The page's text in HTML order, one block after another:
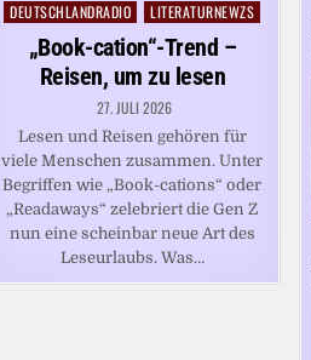
Posted
DEUTSCHLANDRADIO LITERATURNEWZS
„Book-cation“-Trend –
Reisen, um zu lesen
27. JULI 2026
Lesen und Reisen gehören für
viele Menschen zusammen. Unter
Begriffen wie „Book-cations“ oder
„Readaways“ zelebriert die Gen Z
nun eine scheinbar neue Art des
Leseurlaubs. Was…